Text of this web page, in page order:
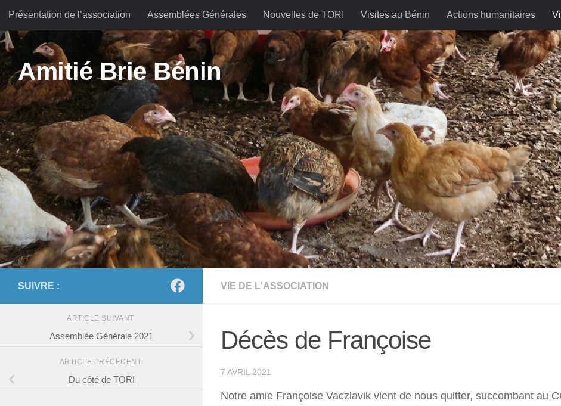
Skip to content
Présentation de l’association Assemblées Générales Nouvelles de TORI Visites au Bénin Actions humanitaires
Amitié Brie Bénin
VIE DE L'ASSOCIATION
Décès de Françoise
7 AVRIL 2021
Notre amie Françoise Vaczlavik vient de nous quitter, succombant au
SUIVRE :
ARTICLE SUIVANT
Assemblée Générale 2021
ARTICLE PRÉCÉDENT
Du côté de TORI